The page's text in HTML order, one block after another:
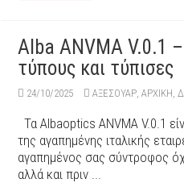
Alba ANVMA V.0.1
τύπους και τύπισες
24/10/2025 ΑΞΕΣΟΥΆΡ ,ΑΡΧΙΚΉ
Τα Albaoptics ANVMA V.0.1
της αγαπημένης ιταλικής
αγαπημένος σας σύντροφος
αλλά και πριν ...